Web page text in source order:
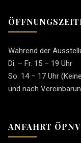
Während der
Di. – Fr. 15 – 19 Uhr
So. 14 – 17 Uhr
und nach
ANFAHRT ÖPNV